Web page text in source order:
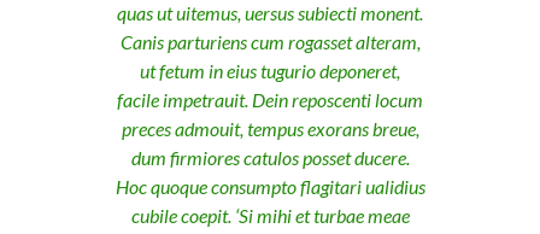
quas ut uitemus, uersus subiecti monent.
Canis parturiens cum rogasset alteram,
ut fetum in eius tugurio deponeret,
facile impetrauit. Dein reposcenti locum
preces admouit, tempus exorans breue,
dum firmiores catulos posset ducere.
Hoc quoque consumpto flagitari ualidius
cubile coepit. ‘Si mihi et turbae meae